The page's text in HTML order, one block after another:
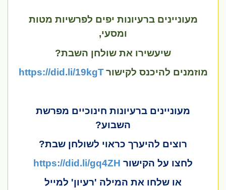
מעוניינים ברעיונות יפים לפרשיות מטות
ומסעי,
שיעשירו את שולחן השבת?
מוזמנים להיכנס לקישור https://did.li/19kgT
מעוניינים ברעיונות חינוכיים מפרשת
השבוע?
רוצים להיערך כראוי לשולחן שבת?
לחצו על הקישורhttps://did.li/gq4ZH
או שלחו את המילה 'רעיון' למייל